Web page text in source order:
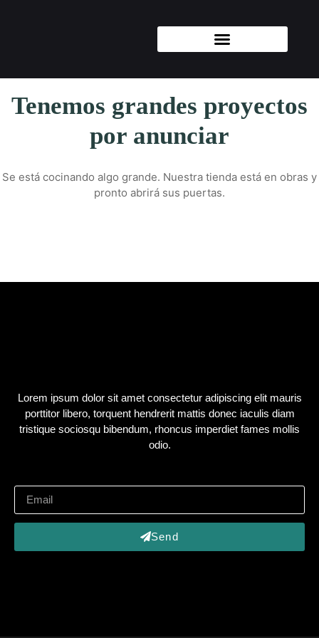
Tenemos grandes proyectos
por anunciar
Se está cocinando algo grande. Nuestra tienda está en obras y
pronto abrirá sus puertas.
Lorem ipsum dolor sit amet consectetur adipiscing elit mauris
porttitor libero, torquent hendrerit mattis donec iaculis diam
tristique sociosqu bibendum, rhoncus imperdiet fames mollis
odio.
Send